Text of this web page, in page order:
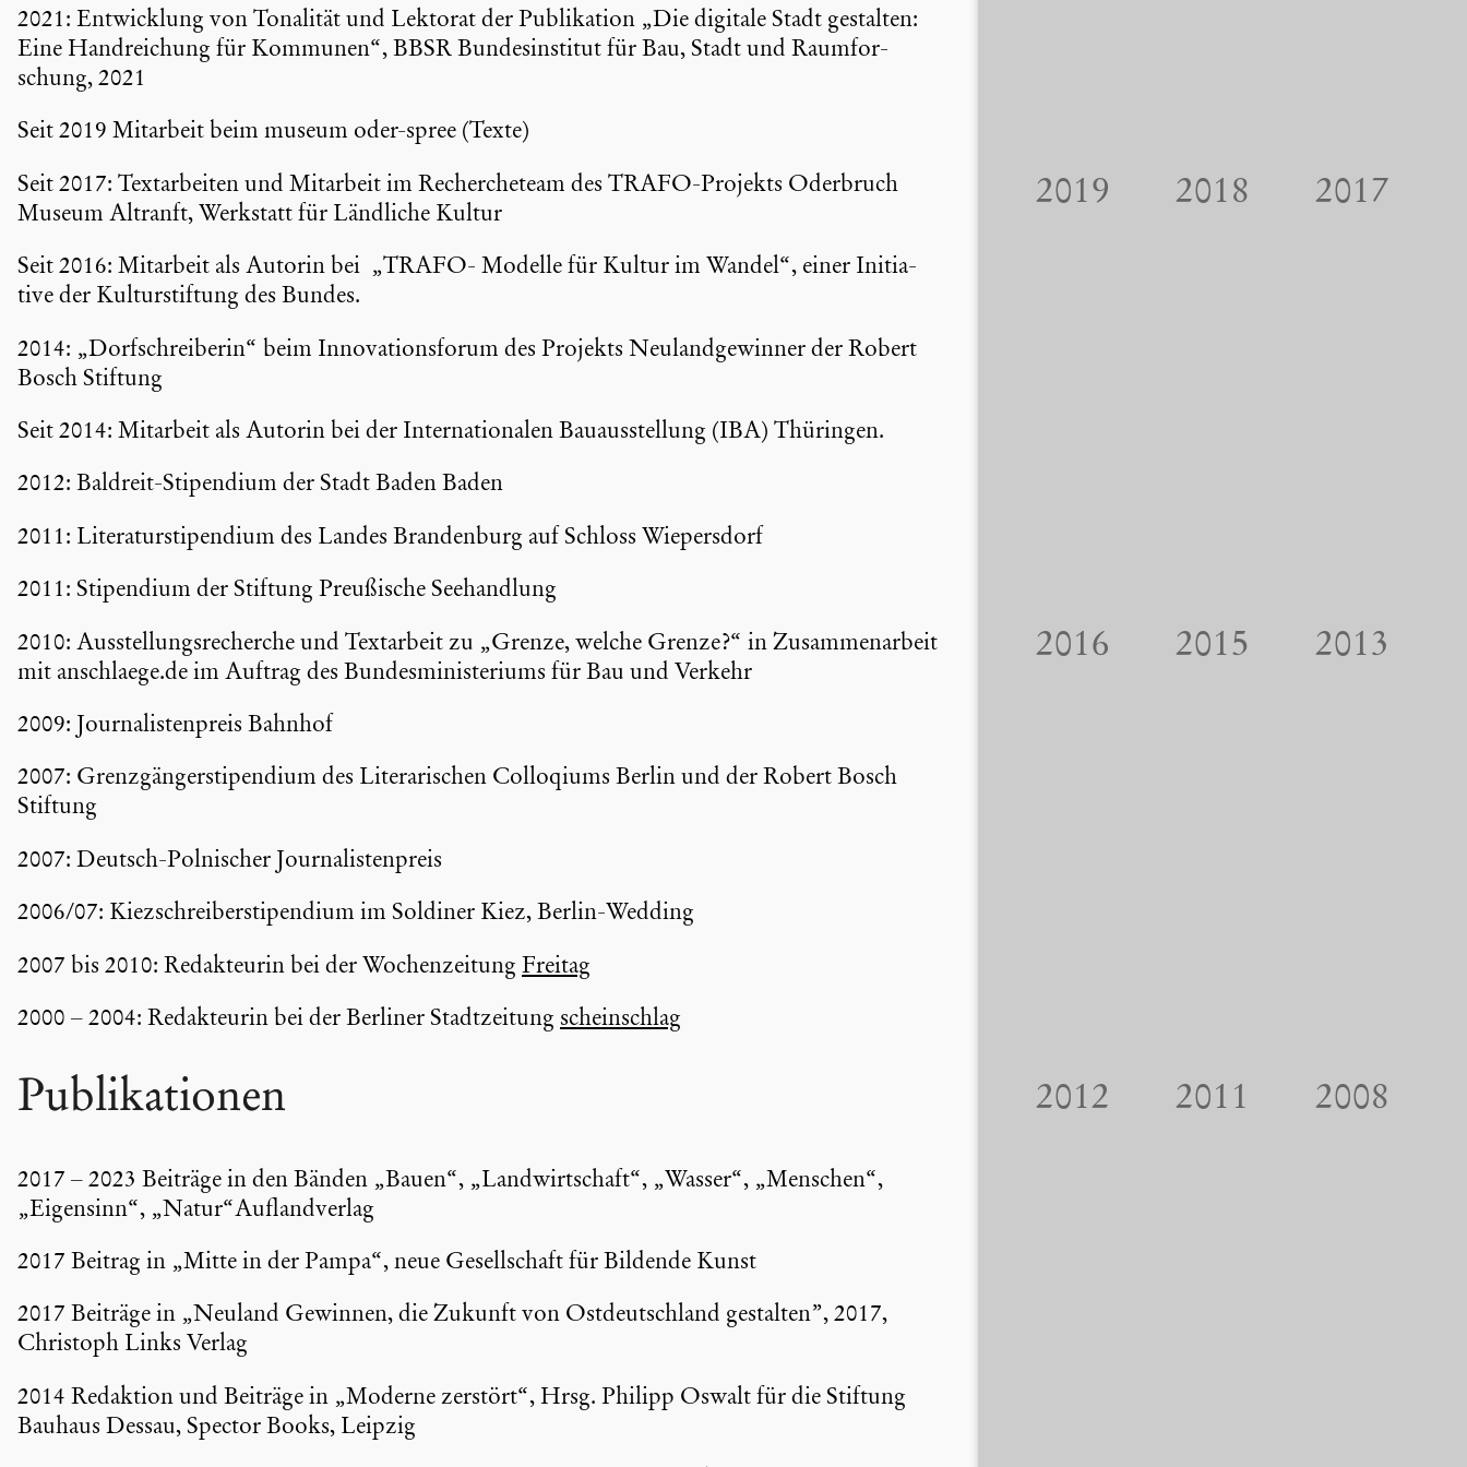
2021: Entwick­lung von Tonalität und Lektorat der Publi­ka­tion „Die digitale Stadt gestalten:
Eine Handrei­chung für Kommunen“, BBSR Bundes­in­stitut für Bau, Stadt und Raumfor­
schung, 2021
Seit 2019 Mitarbeit beim museum oder-spree (Texte)
Seit 2017: Textar­beiten und Mitarbeit im Recher­che­team des TRAFO-Projekts Oderbruch
Museum Altranft, Werkstatt für Ländliche Kultur
Seit 2016: Mitarbeit als Autorin bei „TRAFO- Modelle für Kultur im Wandel“, einer Initia­
tive der Kultur­stif­tung des Bundes.
2014: „Dorfschrei­berin“ beim Innova­ti­ons­forum des Projekts Neuland­ge­winner der Robert
Bosch Stiftung
Seit 2014: Mitarbeit als Autorin bei der Inter­na­tio­nalen Bauaus­stel­lung (IBA) Thüringen.
2012: Baldreit-Stipendium der Stadt Baden Baden
2011: Litera­tur­sti­pen­dium des Landes Branden­burg auf Schloss Wiepers­dorf
2011: Stipen­dium der Stiftung Preußi­sche Seehand­lung
2010: Ausstel­lungs­re­cherche und Textar­beit zu „Grenze, welche Grenze?“ in Zusam­men­ar­beit
mit anschlaege.de im Auftrag des Bundes­mi­nis­te­riums für Bau und Verkehr
2009: Journa­lis­ten­preis Bahnhof
2007: Grenz­gän­ger­sti­pen­dium des Litera­ri­schen Collo­qiums Berlin und der Robert Bosch
Stiftung
2007: Deutsch-Polnischer Journa­lis­ten­preis
2006/07: Kiezschrei­ber­sti­pen­dium im Soldiner Kiez, Berlin-Wedding
2007 bis 2010: Redak­teurin bei der Wochen­zei­tung Freitag
2000 – 2004: Redak­teurin bei der Berliner Stadt­zei­tung schein­schlag
Publi­ka­tionen
2017 – 2023 Beiträge in den Bänden „Bauen“, „Landwirt­schaft“, „Wasser“, „Menschen“,
„Eigensinn“, „Natur“Auflandverlag
2017 Beitrag in „Mitte in der Pampa“, neue Gesell­schaft für Bildende Kunst
2017 Beiträge in „Neuland Gewinnen, die Zukunft von Ostdeutsch­land gestalten”, 2017,
Christoph Links Verlag
2014 Redaktion und Beiträge in „Moderne zerstört“, Hrsg. Philipp Oswalt für die Stiftung
Bauhaus Dessau, Spector Books, Leipzig
2019 2018 2017
2016 2015 2013
2012 2011 2008